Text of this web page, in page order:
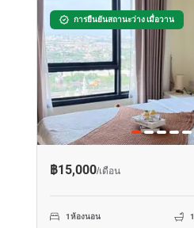
การยืนยันสถานะว่าง เมื่อวาน
฿15,000/เดือน
1ห้องนอน 1